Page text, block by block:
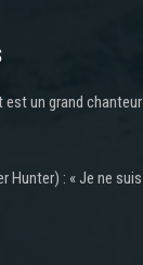
un grand
Hunter) : « Je ne